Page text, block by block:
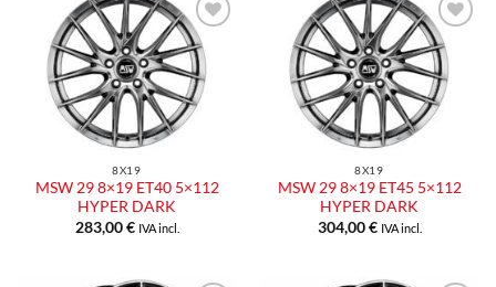
Aggiungi
alla lista
dei
desideri
8X19
MSW 29 8×19 ET40 5×112
HYPER DARK
283,00€ IVA incl.
Aggiungi
alla lista
dei
desideri
8X19
MSW 29 8×19 ET45 5×112
HYPER DARK
304,00€ IVA incl.